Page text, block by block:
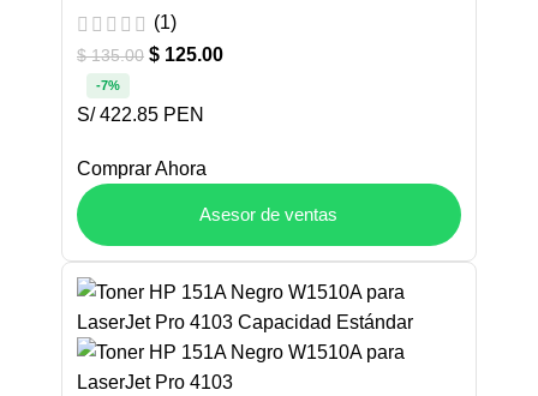
(1)
$135.00 $ 125.00
-7%
S/ 422.85 PEN
Comprar Ahora
Asesor de ventas